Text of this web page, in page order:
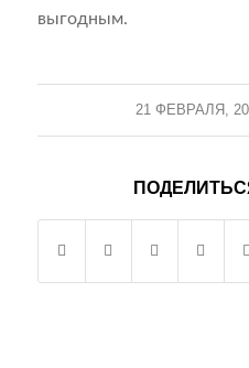
выгодным.
21 ФЕВРАЛЯ,
/